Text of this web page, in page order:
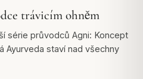
trávicím ohněm
série průvodců Agni: Koncept
Ayurveda staví nad všechny